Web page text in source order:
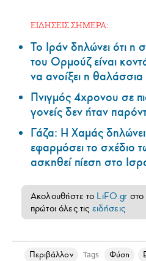
ΕΙΔΗΣΕΙΣ ΣΗΜΕΡΑ:
Το Ιράν δηλώνει ότι η
του Ορμούζ είναι
να ανοίξει η
Πνιγμός 4χρονου σε
γονείς δεν ήταν
Γάζα: Η Χαμάς δηλώνει
εφαρμόσει το σχέδιο
ασκηθεί πίεση στο
Ακολουθήστε το LiFO.gr στο
πρώτοι όλες τις ειδήσεις
Περιβάλλον Tags Φύση